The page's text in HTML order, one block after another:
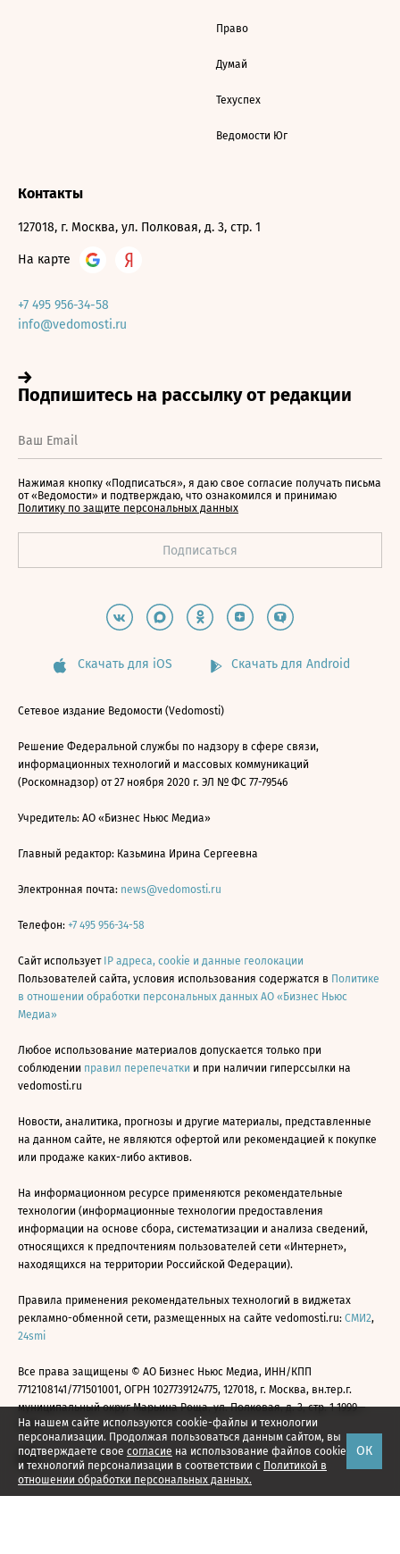
На нашем сайте используются cookie-файлы и технологии
персонализации. Продолжая пользоваться данным сайтом, вы
подтверждаете свое согласие на использование файлов cookie
и технологий персонализации в соответствии с Политикой в
отношении обработки персональных данных.
ОК
Право
Думай
Техуспех
Ведомости Юг
Контакты
127018, г. Москва, ул. Полковая, д. 3, стр. 1
На карте
+7 495 956-34-58
info@vedomosti.ru
Нажимая кнопку «Подписаться», я даю свое согласие получать письма
от «Ведомости» и подтверждаю, что ознакомился и принимаю
Политику по защите персональных данных
Скачать для iOS Скачать для Android
Сетевое издание Ведомости (Vedomosti)
Решение Федеральной службы по надзору в сфере связи,
информационных технологий и массовых коммуникаций
(Роскомнадзор) от 27 ноября 2020 г. ЭЛ № ФС 77-79546
Учредитель: АО «Бизнес Ньюс Медиа»
Главный редактор: Казьмина Ирина Сергеевна
Электронная почта: news@vedomosti.ru
Телефон: +7 495 956-34-58
Сайт использует IP адреса, cookie и данные геолокации
Пользователей сайта, условия использования содержатся в Политике
в отношении обработки персональных данных АО «Бизнес Ньюс
Медиа»
Любое использование материалов допускается только при
соблюдении правил перепечатки и при наличии гиперссылки на
vedomosti.ru
Новости, аналитика, прогнозы и другие материалы, представленные
на данном сайте, не являются офертой или рекомендацией к покупке
или продаже каких-либо активов.
На информационном ресурсе применяются рекомендательные
технологии (информационные технологии предоставления
информации на основе сбора, систематизации и анализа сведений,
относящихся к предпочтениям пользователей сети «Интернет»,
находящихся на территории Российской Федерации).
Правила применения рекомендательных технологий в виджетах
рекламно-обменной сети, размещенных на сайте vedomosti.ru: СМИ2,
24smi
Все права защищены © АО Бизнес Ньюс Медиа, ИНН/КПП
7712108141/771501001, ОГРН 1027739124775, 127018, г. Москва, вн.тер.г.
муниципальный округ Марьина Роща, ул. Полковая, д. 3, стр. 1 1999—
2026